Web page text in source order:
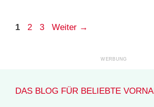
Seite
1 Seite
2 Seite
3 Weiter →
DAS BLOG FÜR BELIEBTE